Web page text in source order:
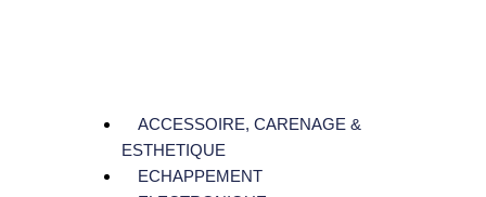
ACCESSOIRE, CARENAGE &
ESTHETIQUE
ECHAPPEMENT